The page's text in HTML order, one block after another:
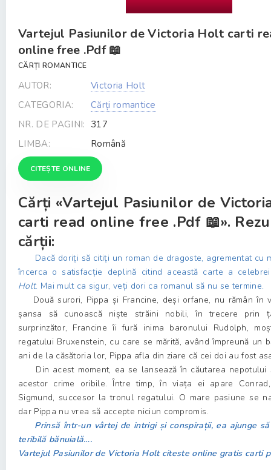
Vartejul Pasiunilor de Victoria Holt carti
online free .Pdf 📖
CĂRȚI ROMANTICE
AUTOR:
Victoria Holt
CATEGORIA:
Cărți romantice
NR. DE PAGINI: 317
LIMBA:
Română
CITEȘTE ONLINE
Cărți «Vartejul Pasiunilor de
carti read online free .Pdf 📖».
cărții:
Dacă doriți să citiți un roman de dragoste, agrementat cu
încerca o satisfacție deplină citind această carte a
Holt. Mai mult ca sigur, veți dori ca romanul să nu se termine.
Două surori, Pippa și Francine, deși orfane, nu rămân în
șansa să cunoască niște străini nobili, în trecere prin
surprinzător, Francine îi fură inima baronului Rudolph,
regatului Bruxenstein, cu care se mărită, având împreună un
ani de la căsătoria lor, Pippa afla din ziare că cei doi au fost
Din acest moment, ea se lansează în căutarea nepotului
acestor crime oribile. Între timp, în viața ei apare
Sigmund, succesor la tronul regatului. O mare pasiune se
dar Pippa nu vrea să accepte niciun compromis.
Prinsă într-un vârtej de intrigi și conspirații, ea ajunge
teribilă bănuială….
Vartejul Pasiunilor de Victoria Holt citeste online gratis carti